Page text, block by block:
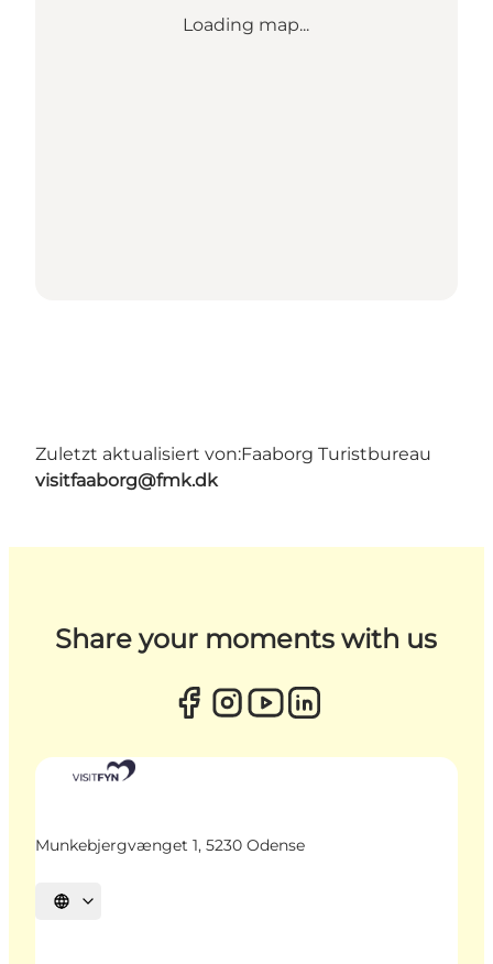
Loading map...
Zuletzt aktualisiert von:Faaborg Turistbureau
visitfaaborg@fmk.dk
Share your moments with us
Munkebjergvænget 1, 5230 Odense
Sprache auswählen